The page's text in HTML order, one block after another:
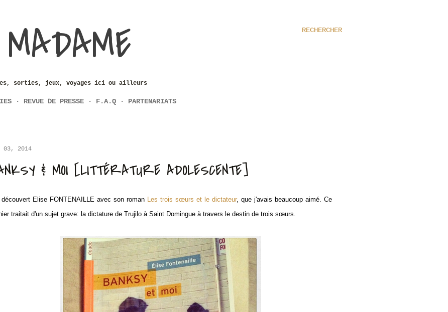
RECHERCHER
sorties, jeux, voyages ici ou ailleurs
REVUE DE PRESSE F.A.Q PARTENARIATS
03, 2014
& MOI [LITTÉRATURE ADOLESCENTE]
Elise FONTENAILLE avec son roman Les trois sœurs et le dictateur, que j'avais beaucoup aimé. Ce
traitait d'un sujet grave: la dictature de Trujilo à Saint Domingue à travers le destin de trois sœurs.